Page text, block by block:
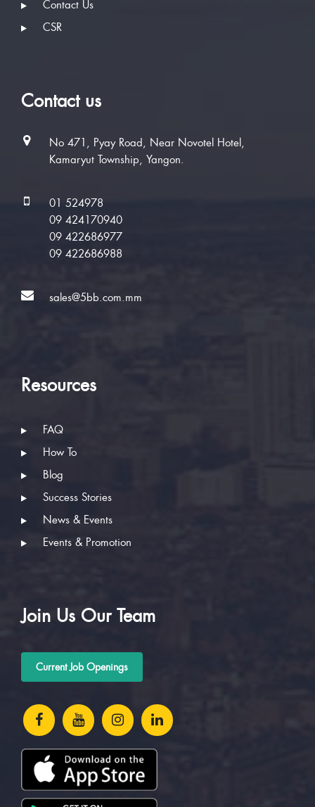
Contact Us
CSR
Contact us
No 471, Pyay Road, Near Novotel Hotel,
Kamaryut Township, Yangon.
01 524978
09 424170940
09 422686977
09 422686988
sales@5bb.com.mm
Resources
FAQ
How To
Blog
Success Stories
News & Events
Events & Promotion
Join Us Our Team
Current Job Openings